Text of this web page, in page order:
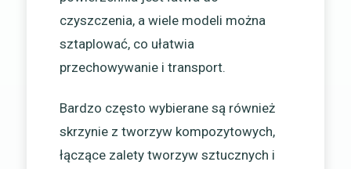
czyszczenia, a wiele modeli można
sztaplować, co ułatwia
przechowywanie i transport.
Bardzo często wybierane są również
skrzynie z tworzyw kompozytowych,
łączące zalety tworzyw sztucznych i